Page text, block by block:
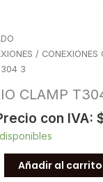
/ CONEXIONES
3
CLAMP
con IVA:
Añadir al carrito